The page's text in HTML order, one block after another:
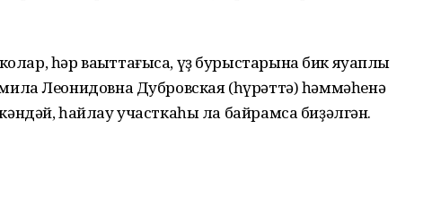
һәр ваҡыттағыса, үҙ бурыстарына бик яуаплы
Леонидовна Дубровская (һүрәттә) һәммәһенә
һайлау участкаһы ла байрамса биҙәлгән.